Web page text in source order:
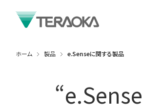
ホーム 製品 e.Senseに関する製品
“e.Sense